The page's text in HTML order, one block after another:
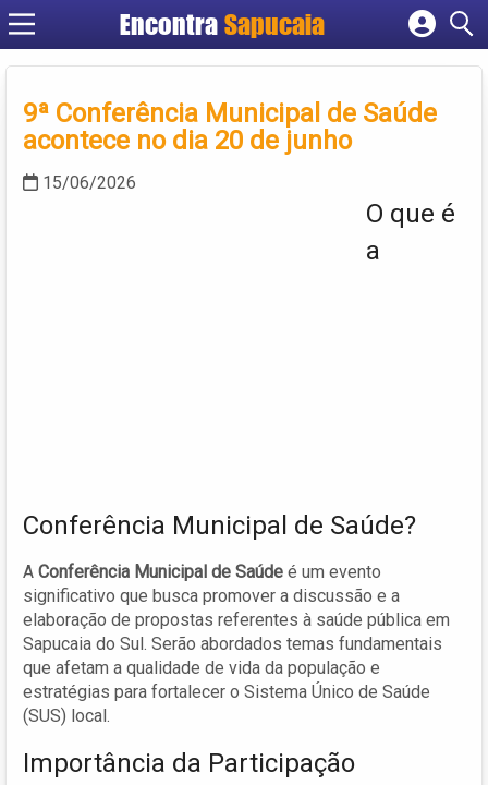
Encontra
Cadastrar empresa
Criar conta
9ª Conferência Municipal de Saúde
acontece no dia 20 de junho
15/06/2026
O que é
a
Conferência Municipal de Saúde?
A Conferência Municipal de Saúde é um evento
significativo que busca promover a discussão e a
elaboração de propostas referentes à saúde pública em
Sapucaia do Sul. Serão abordados temas fundamentais
que afetam a qualidade de vida da população e
estratégias para fortalecer o Sistema Único de Saúde
(SUS) local.
Importância da Participação